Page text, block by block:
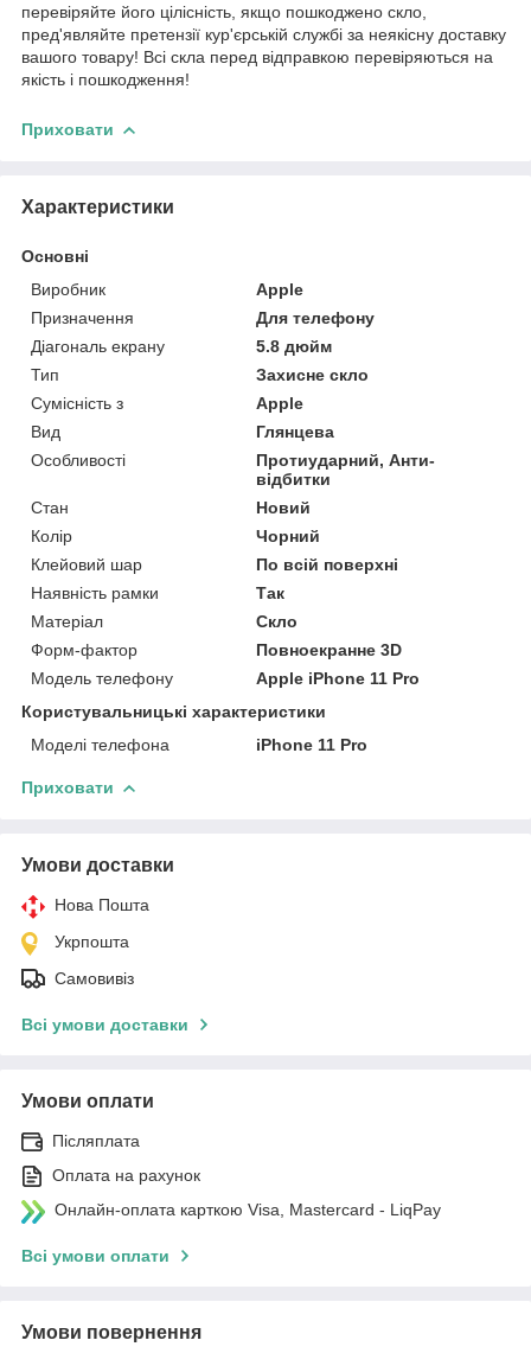
перевіряйте його цілісність, якщо пошкоджено скло,
пред'являйте претензії кур'єрській службі за неякісну доставку
вашого товару! Всі скла перед відправкою перевіряються на
якість і пошкодження!
Приховати
Характеристики
Основні
Виробник
Apple
Призначення
Для телефону
Діагональ екрану
5.8 дюйм
Тип
Захисне скло
Сумісність з
Apple
Вид
Глянцева
Особливості
Протиударний, Анти-
відбитки
Стан
Новий
Колір
Чорний
Клейовий шар
По всій поверхні
Наявність рамки
Так
Матеріал
Скло
Форм-фактор
Повноекранне 3D
Модель телефону
Apple iPhone 11 Pro
Користувальницькі характеристики
Моделі телефона
iPhone 11 Pro
Приховати
Умови доставки
Нова Пошта
Укрпошта
Самовивіз
Всі умови доставки
Умови оплати
Післяплата
Оплата на рахунок
Онлайн-оплата карткою Visa, Mastercard - LiqPay
Всі умови оплати
Умови повернення